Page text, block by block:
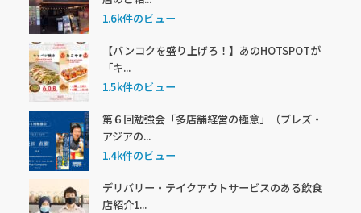
1.6k件のビュー
【バンコクを盛り上げろ！】あのHOTSPOTが
「キ...
1.5k件のビュー
第６回勉強会「多店舗経営の極意」（ブレズ・
アジアの...
1.4k件のビュー
デリバリー・テイクアウトサービスのある飲食
店紹介1...